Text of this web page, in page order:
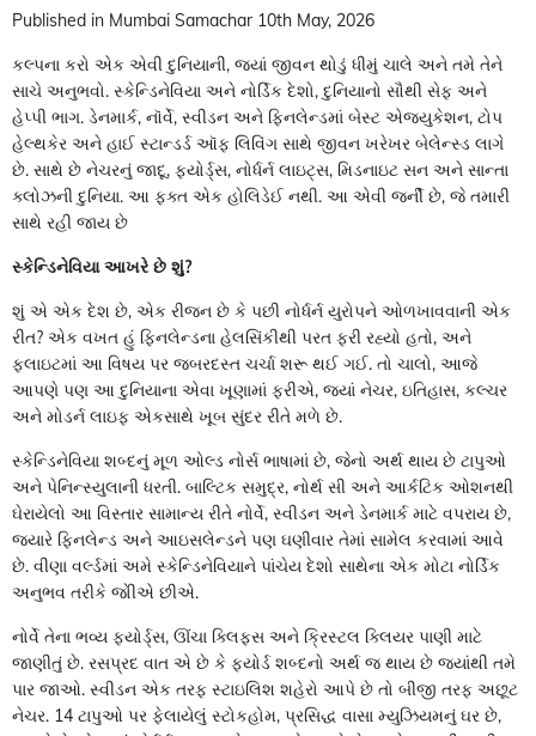
Published in Mumbai Samachar 10th May, 2026
કલ્પના કરો એક એવી દુનિયાની, જ્યાં જીવન થોડું ધીમું ચાલે અને તમે તેને
સાચે અનુભવો. સ્કેન્ડિનેવિયા અને નોર્ડિક દેશો, દુનિયાનો સૌથી સેફ અને
હેપ્પી ભાગ. ડેનમાર્ક, નૉર્વે, સ્વીડન અને ફિનલેન્ડમાં બેસ્ટ એજ્યુકેશન, ટોપ
હેલ્થકેર અને હાઈ સ્ટાન્ડર્ડ ઑફ લિવિંગ સાથે જીવન ખરેખર બેલેન્સ્ડ લાગે
છે. સાથે છે નેચરનું જાદૂ, ફ્યોર્ડ્સ, નોર્ધર્ન લાઇટ્સ, મિડનાઇટ સન અને સાન્તા
ક્લોઝની દુનિયા. આ ફક્ત એક હોલિડેઈ નથી. આ એવી જર્ની છે, જે તમારી
સાથે રહી જાય છે
સ્કેન્ડિનેવિયા આખરે છે શું?
શું એ એક દેશ છે, એક રીજન છે કે પછી નોર્ધર્ન યુરોપને ઓળખાવવાની એક
રીત? એક વખત હું ફિનલેન્ડના હેલસિંકીથી પરત ફરી રહ્યો હતો, અને
ફ્લાઇટમાં આ વિષય પર જબરદસ્ત ચર્ચા શરૂ થઈ ગઈ. તો ચાલો, આજે
આપણે પણ આ દુનિયાના એવા ખૂણામાં ફરીએ, જ્યાં નેચર, ઇતિહાસ, કલ્ચર
અને મોડર્ન લાઇફ એકસાથે ખૂબ સુંદર રીતે મળે છે.
સ્કેન્ડિનેવિયા શબ્દનું મૂળ ઓલ્ડ નોર્સ ભાષામાં છે, જેનો અર્થ થાય છે ટાપુઓ
અને પેનિન્સ્યુલાની ધરતી. બાલ્ટિક સમુદ્ર, નોર્થ સી અને આર્કટિક ઓશનથી
ઘેરાયેલો આ વિસ્તાર સામાન્ય રીતે નોર્વે, સ્વીડન અને ડેનમાર્ક માટે વપરાય છે,
જ્યારે ફિનલેન્ડ અને આઇસલેન્ડને પણ ઘણીવાર તેમાં સામેલ કરવામાં આવે
છે. વીણા વર્લ્ડમાં અમે સ્કેન્ડિનેવિયાને પાંચેય દેશો સાથેના એક મોટા નોર્ડિક
અનુભવ તરીકે જોીએ છીએ.
નોર્વે તેના ભવ્ય ફ્યોર્ડ્સ, ઊંચા ક્લિફ્સ અને ક્રિસ્ટલ ક્લિયર પાણી માટે
જાણીતું છે. રસપ્રદ વાત એ છે કે ફ્યોર્ડ શબ્દનો અર્થ જ થાય છે જ્યાંથી તમે
પાર જાઓ. સ્વીડન એક તરફ સ્ટાઇલિશ શહેરો આપે છે તો બીજી તરફ અછૂટ
નેચર. 14 ટાપુઓ પર ફેલાયેલું સ્ટોકહોમ, પ્રસિદ્ધ વાસા મ્યુઝિયમનું ઘર છે,